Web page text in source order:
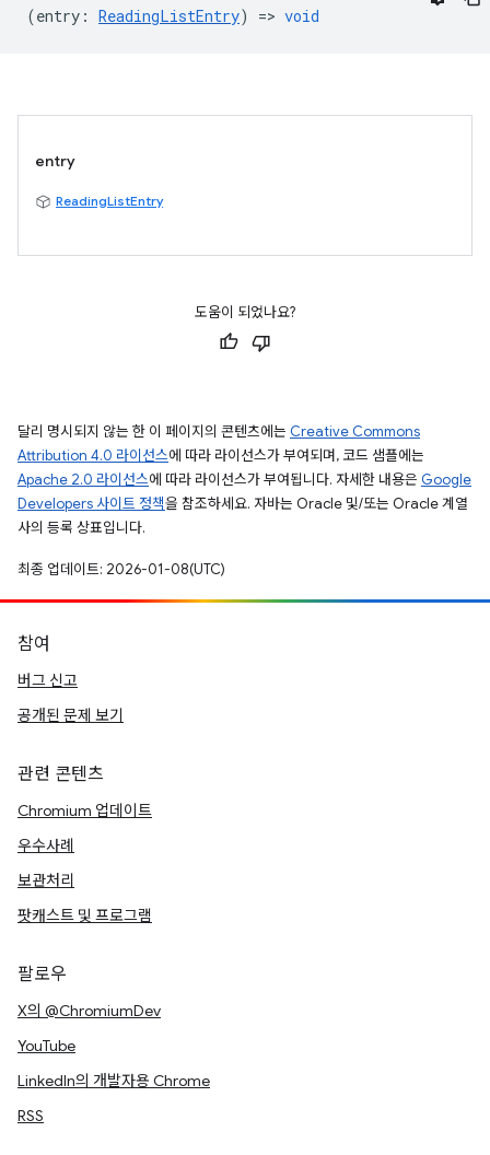
(entry : ReadingListEntry) => void
entry
ReadingListEntry
도움이 되었나요?
달리 명시되지 않는 한 이 페이지의 콘텐츠에는 Creative Commons
Attribution 4.0 라이선스에 따라 라이선스가 부여되며, 코드 샘플에는
Apache 2.0 라이선스에 따라 라이선스가 부여됩니다. 자세한 내용은 Google
Developers 사이트 정책을 참조하세요. 자바는 Oracle 및/또는 Oracle 계열
사의 등록 상표입니다.
최종 업데이트: 2026-01-08(UTC)
참여
버그 신고
공개된 문제 보기
관련 콘텐츠
Chromium 업데이트
우수사례
보관처리
팟캐스트 및 프로그램
팔로우
X의 @ChromiumDev
YouTube
LinkedIn의 개발자용 Chrome
RSS